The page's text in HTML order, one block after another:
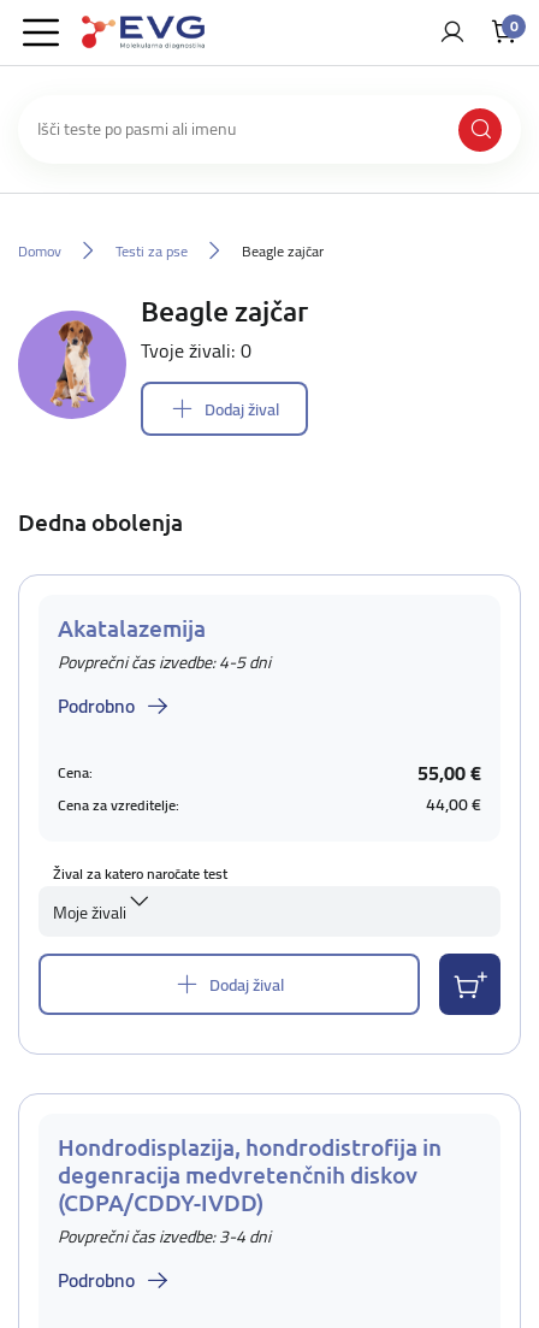
0
Domov Testi za pse Beagle zajčar
Beagle zajčar
Tvoje živali: 0
Dodaj žival
Dedna obolenja
Akatalazemija
Povprečni čas izvedbe: 4-5 dni
Podrobno
Cena: 55,00 €
Cena za vzreditelje: 44,00 €
Žival za katero naročate test
Moje živali
Dodaj žival
Hondrodisplazija, hondrodistrofija in
degenracija medvretenčnih diskov
(CDPA/CDDY-IVDD)
Povprečni čas izvedbe: 3-4 dni
Podrobno